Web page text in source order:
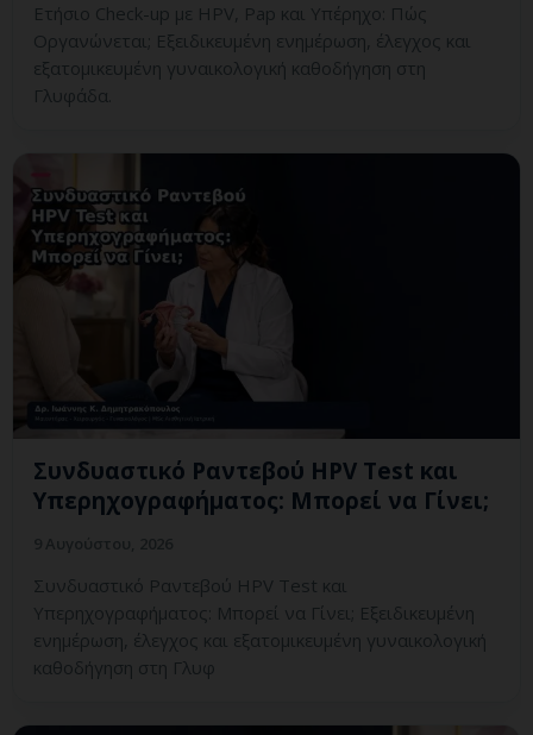
Ετήσιο Check-up με HPV, Pap και Υπέρηχο: Πώς
Οργανώνεται; Εξειδικευμένη ενημέρωση, έλεγχος και
εξατομικευμένη γυναικολογική καθοδήγηση στη
Γλυφάδα.
Συνδυαστικό Ραντεβού HPV Test και
Υπερηχογραφήματος: Μπορεί να Γίνει;
Συνδυαστικό Ραντεβού HPV Test και
Υπερηχογραφήματος: Μπορεί να Γίνει; Εξειδικευμένη
ενημέρωση, έλεγχος και εξατομικευμένη γυναικολογική
καθοδήγηση στη Γλυφ